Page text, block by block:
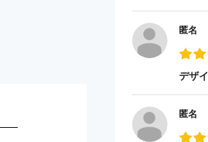
匿名
デザ
匿名